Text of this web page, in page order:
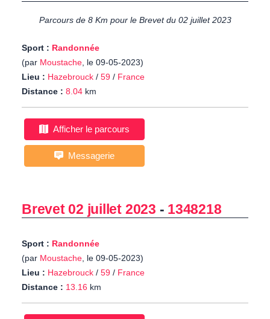
Parcours de 8 Km pour le Brevet du 02 juillet 2023
Sport : Randonnée
(par Moustache, le 09-05-2023)
Lieu : Hazebrouck / 59 / France
Distance : 8.04 km
Afficher le parcours
Messagerie
Brevet 02 juillet 2023 - 1348218
Sport : Randonnée
(par Moustache, le 09-05-2023)
Lieu : Hazebrouck / 59 / France
Distance : 13.16 km